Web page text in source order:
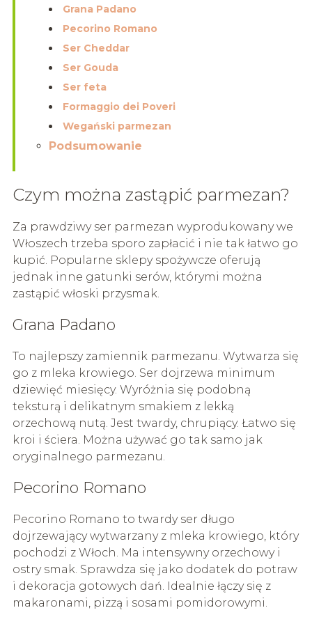
Grana Padano
Pecorino Romano
Ser Cheddar
Ser Gouda
Ser feta
Formaggio dei Poveri
Wegański parmezan
Podsumowanie
Czym można zastąpić parmezan?
Za prawdziwy ser parmezan wyprodukowany we
Włoszech trzeba sporo zapłacić i nie tak łatwo go
kupić. Popularne sklepy spożywcze oferują
jednak inne gatunki serów, którymi można
zastąpić włoski przysmak.
Grana Padano
To najlepszy zamiennik parmezanu. Wytwarza się
go z mleka krowiego. Ser dojrzewa minimum
dziewięć miesięcy. Wyróżnia się podobną
teksturą i delikatnym smakiem z lekką
orzechową nutą. Jest twardy, chrupiący. Łatwo się
kroi i ściera. Można używać go tak samo jak
oryginalnego parmezanu.
Pecorino Romano
Pecorino Romano to twardy ser długo
dojrzewający wytwarzany z mleka krowiego, który
pochodzi z Włoch. Ma intensywny orzechowy i
ostry smak. Sprawdza się jako dodatek do potraw
i dekoracja gotowych dań. Idealnie łączy się z
makaronami, pizzą i sosami pomidorowymi.